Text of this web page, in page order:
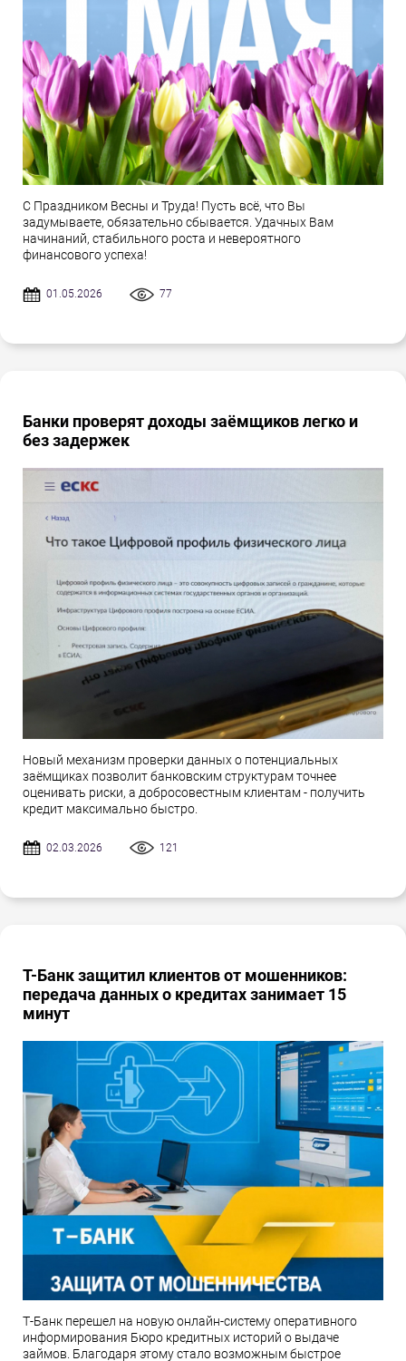
С Праздником Весны и Труда! Пусть всё, что Вы
задумываете, обязательно сбывается. Удачных Вам
начинаний, стабильного роста и невероятного
финансового успеха!
01.05.2026 77
Банки проверят доходы заёмщиков легко и
без задержек
Новый механизм проверки данных о потенциальных
заёмщиках позволит банковским структурам точнее
оценивать риски, а добросовестным клиентам - получить
кредит максимально быстро.
02.03.2026 121
Т-Банк защитил клиентов от мошенников:
передача данных о кредитах занимает 15
минут
Т-Банк перешел на новую онлайн-систему оперативного
информирования Бюро кредитных историй о выдаче
займов. Благодаря этому стало возможным быстрое